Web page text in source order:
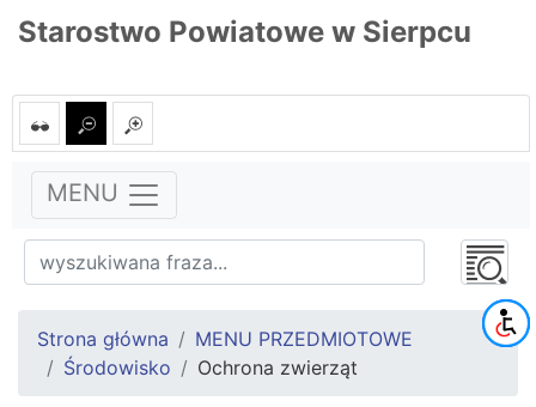
Starostwo Powiatowe w Sierpcu
MENU
Strona główna
MENU PRZEDMIOTOWE
Środowisko
Ochrona zwierząt